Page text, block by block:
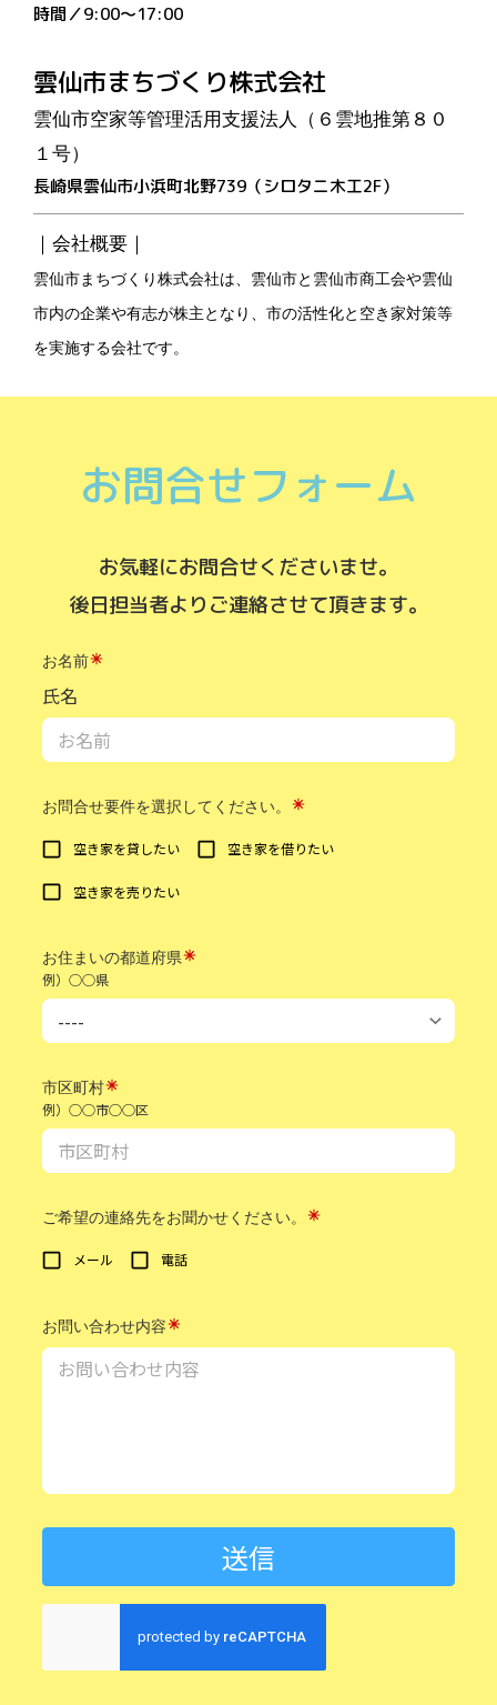
時間／9:00〜17:00
雲仙市まちづくり株式会社
雲仙市空家等管理活用支援法人（６雲地推第８０
１号）
長崎県雲仙市小浜町北野739（シロタニ木工2F）
｜会社概要｜
雲仙市まちづくり株式会社は、雲仙市と雲仙市商工会や雲仙
市内の企業や有志が株主となり、市の活性化と空き家対策等
を実施する会社です。
お問合せフォーム
お気軽にお問合せくださいませ。
後日担当者よりご連絡させて頂きます。